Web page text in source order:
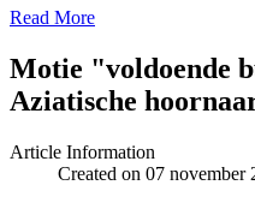
Read More
Motie "voldoende
Aziatische
Article Information
Created on 07 november